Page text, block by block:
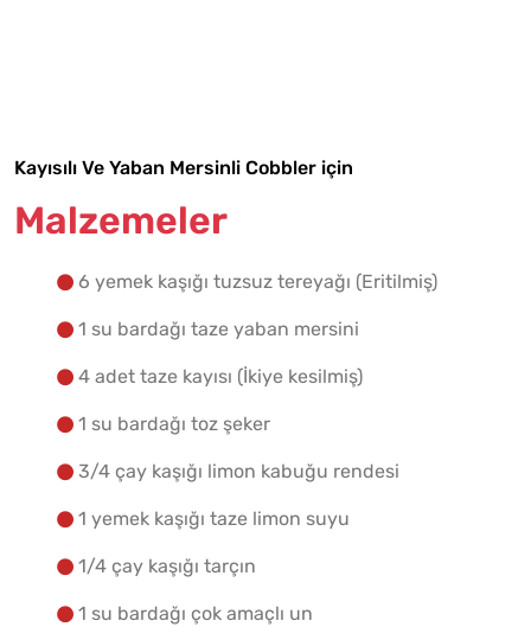
Kayısılı Ve Yaban Mersinli Cobbler için
Malzemeler
6 yemek kaşığı tuzsuz tereyağı (Eritilmiş)
1 su bardağı taze yaban mersini
4 adet taze kayısı (İkiye kesilmiş)
1 su bardağı toz şeker
3/4 çay kaşığı limon kabuğu rendesi
1 yemek kaşığı taze limon suyu
1/4 çay kaşığı tarçın
1 su bardağı çok amaçlı un